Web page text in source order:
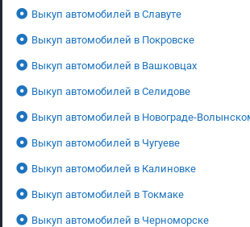
Выкуп автомобилей в Славуте
Выкуп автомобилей в Покровске
Выкуп автомобилей в Вашковцах
Выкуп автомобилей в Селидове
Выкуп автомобилей в Новограде-
Выкуп автомобилей в Чугуеве
Выкуп автомобилей в Калиновке
Выкуп автомобилей в Токмаке
Выкуп автомобилей в Черноморске